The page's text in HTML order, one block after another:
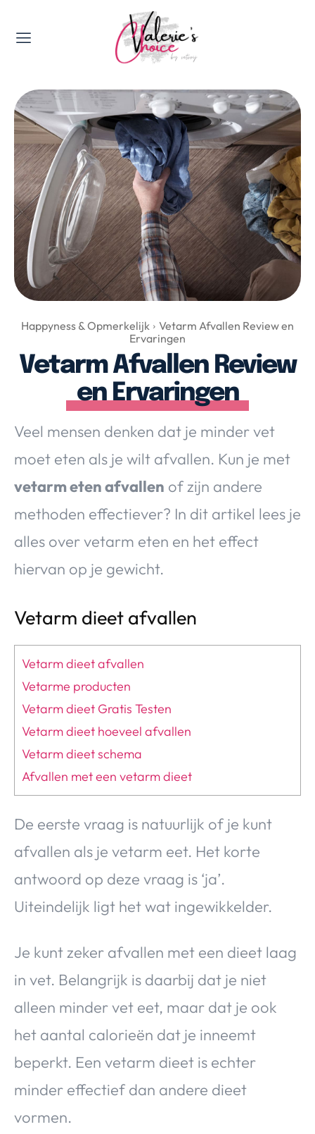
Valerie's Topics
Travel & Culture
Food & Drinks
Happyness & Opmerkelijk
Lifestyle, Sport & Duurzaamheid
Gadgets & Tech
Top 5 van Valerie
Health & Beauty
Huis & Tuin
Nieuws & Media
Over Valerie
Over Valerie
De Top 5
Contact
VALERIE'S CHOICE
Food & Drinks Health & Beauty Gadgets
Huis & Tuin
Happyness & Opmerkelijk
Vetarm Afvallen Review en
Ervaringen
Vetarm Afvallen Review
en Ervaringen
Veel mensen denken dat je minder vet
moet eten als je wilt afvallen. Kun je met
vetarm eten afvallen of zijn andere
methoden effectiever? In dit artikel lees je
alles over vetarm eten en het effect
hiervan op je gewicht.
Vetarm dieet afvallen
Vetarm dieet afvallen
Vetarme producten
Vetarm dieet Gratis Testen
Vetarm dieet hoeveel afvallen
Vetarm dieet schema
Afvallen met een vetarm dieet
De eerste vraag is natuurlijk of je kunt
afvallen als je vetarm eet. Het korte
antwoord op deze vraag is ‘ja’.
Uiteindelijk ligt het wat ingewikkelder.
Je kunt zeker afvallen met een dieet laag
in vet. Belangrijk is daarbij dat je niet
alleen minder vet eet, maar dat je ook
het aantal calorieën dat je inneemt
beperkt. Een vetarm dieet is echter
minder effectief dan andere dieet
vormen.